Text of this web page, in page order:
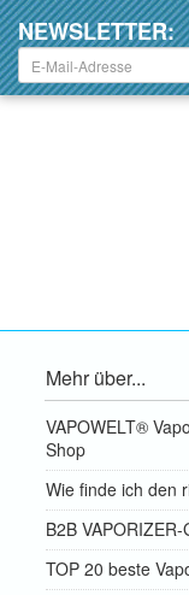
NEWSLETTER:
Mehr über...
VAPOWELT®
Shop
Wie finde ich den
B2B
TOP 20 beste